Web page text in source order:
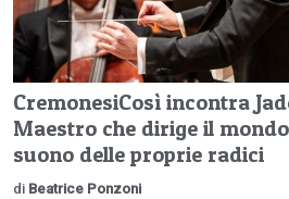
CremonesiCosì incontra
Maestro che dirige il
suono delle proprie radici
di Beatrice Ponzoni